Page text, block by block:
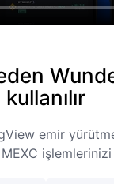
kullanılır
emir